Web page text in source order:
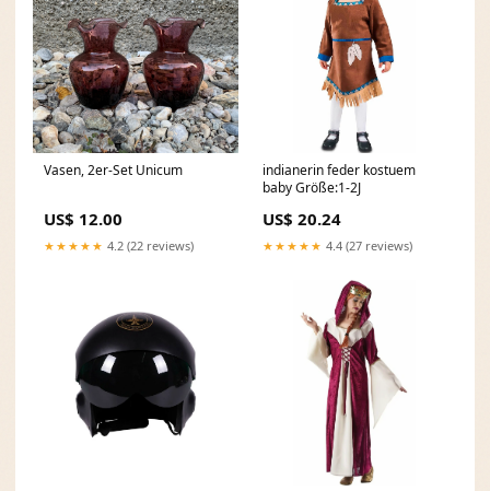
Vasen, 2er-Set Unicum
US$ 12.00
★★★★★ 4.2 (22 reviews)
indianerin feder kostuem
baby Größe:1-2J
US$ 20.24
★★★★★ 4.4 (27 reviews)